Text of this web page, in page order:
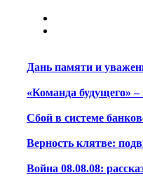
Дань памяти и
«Команда будущего»
Сбой в системе
Верность клятве:
Война 08.08.08: